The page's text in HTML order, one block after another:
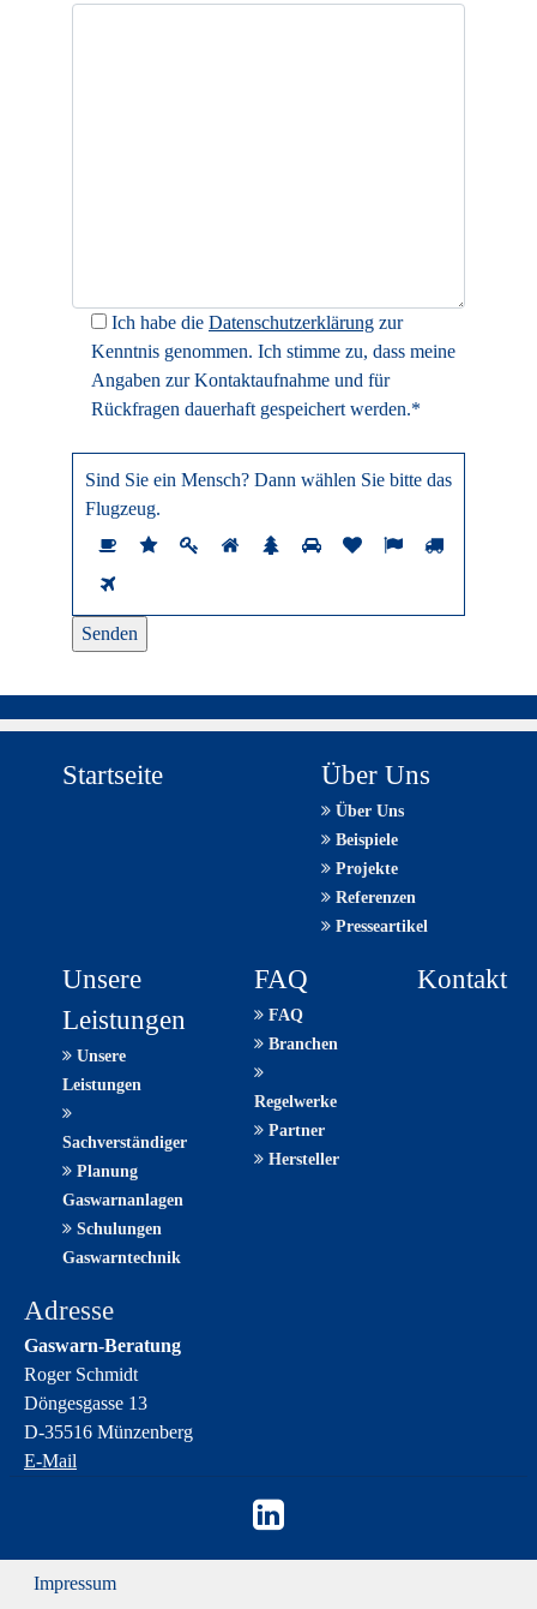
Ich habe die Datenschutzerklärung zur
Kenntnis genommen. Ich stimme zu, dass meine
Angaben zur Kontaktaufnahme und für
Rückfragen dauerhaft gespeichert werden.*
Sind Sie ein Mensch? Dann wählen Sie bitte das
Flugzeug.
Sind
ein
Mensch?
Dann
bitte
das
Startseite Über Uns
Über Uns
Beispiele
Projekte
Referenzen
Presseartikel
Unsere
Leistungen
Unsere
Leistungen
Sachverständiger
Planung
Gaswarnanlagen
Schulungen
Gaswarntechnik
FAQ
FAQ
Branchen
Regelwerke
Partner
Hersteller
Kontakt
Adresse
Gaswarn-Beratung
Roger Schmidt
Döngesgasse 13
D-35516 Münzenberg
E-Mail
Impressum